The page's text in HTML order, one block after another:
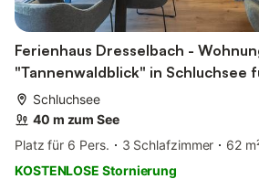
Ferienhaus Dresselbach -
"Tannenwaldblick" in Schluchsee
Schluchsee
40 m zum See
Platz für 6 Pers.
3 Schlafzimmer
62
KOSTENLOSE Stornierung